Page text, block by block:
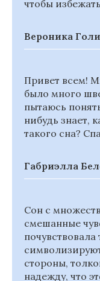
чтобы
Вероника
Привет всем!
было много
пытаюсь
нибудь знает,
такого сна?
Габриэлла
Сон с
смешанные
почувствовала
стороны,
надежду, что